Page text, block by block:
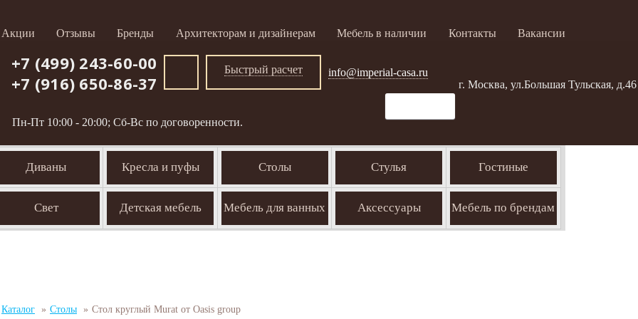
Акции Отзывы Бренды Архитекторам и дизайнерам Мебель в наличии Контакты Вакансии
info@imperial-casa.ru
г. Москва, ул.Большая Тульская, д.46
Пн-Пт 10:00 - 20:00; Сб-Вс по договоренности.
+7 (499) 243-60-00
+7 (916) 650-86-37
Быстрый расчет
Диваны Кресла и пуфы Столы Стулья Гостиные
Свет Детская мебель Мебель для ванных Аксессуары Мебель по брендам
Каталог » Столы » Стол круглый Murat от Oasis group